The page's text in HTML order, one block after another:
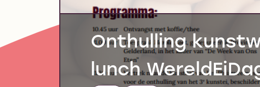
Onthulling
lunch